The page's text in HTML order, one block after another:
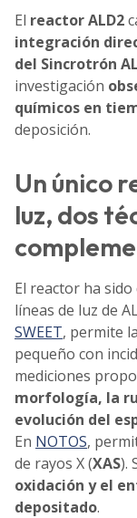
El reactor ALD2
integración
del Sincrotrón
investigación
químicos en
deposición.
Un único
luz, dos
El reactor ha
líneas de luz de
SWEET, permite
pequeño con
mediciones
morfología, la
evolución del
En NOTOS,
de rayos X (XAS).
oxidación y el
depositado.